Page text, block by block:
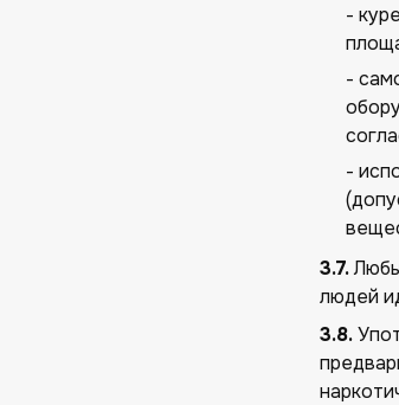
-
-
-
3.7.
людей
3.8.